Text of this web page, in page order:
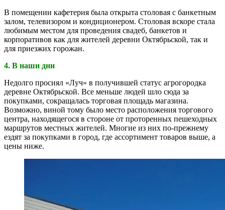
В помещении кафетерия была открыта столовая с банкетным
залом, телевизором и кондиционером. Столовая вскоре стала
любимым местом для проведения свадеб, банкетов и
корпоративов как для жителей деревни Октябрьской, так и
для приезжих горожан.
4. В наши дни
Недолго просиял «Луч» в получившей статус агрогородка
деревне Октябрьской. Все меньше людей шло сюда за
покупками, сокращалась торговая площадь магазина.
Возможно, виной тому было место расположения торгового
центра, находящегося в стороне от проторенных пешеходных
маршрутов местных жителей. Многие из них по-прежнему
ездят за покупками в город, где ассортимент товаров выше, а
цены ниже.